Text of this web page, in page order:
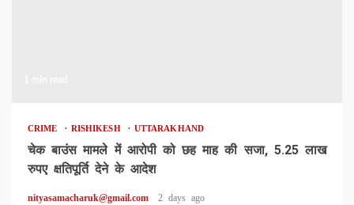
CRIME RISHIKESH UTTARAKHAND
चेक बाउंस मामले में आरोपी को छह माह की सजा, 5.25 लाख
रुपए क्षतिपूर्ति देने के आदेश
nityasamacharuk@gmail.com 2 days ago